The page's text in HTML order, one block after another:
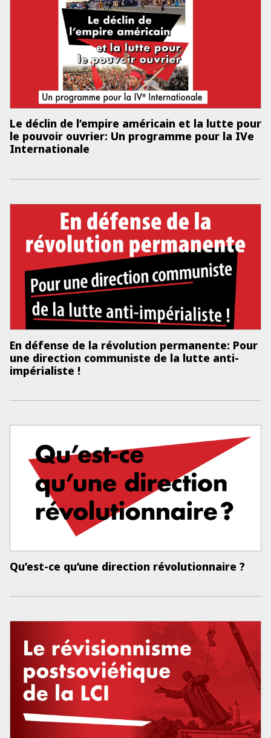
Le déclin de l’empire américain et la lutte pour
le pouvoir ouvrier: Un programme pour la IVe
Internationale
En défense de la révolution permanente: Pour
une direction communiste de la lutte anti-
impérialiste !
Qu’est-ce qu’une direction révolutionnaire ?